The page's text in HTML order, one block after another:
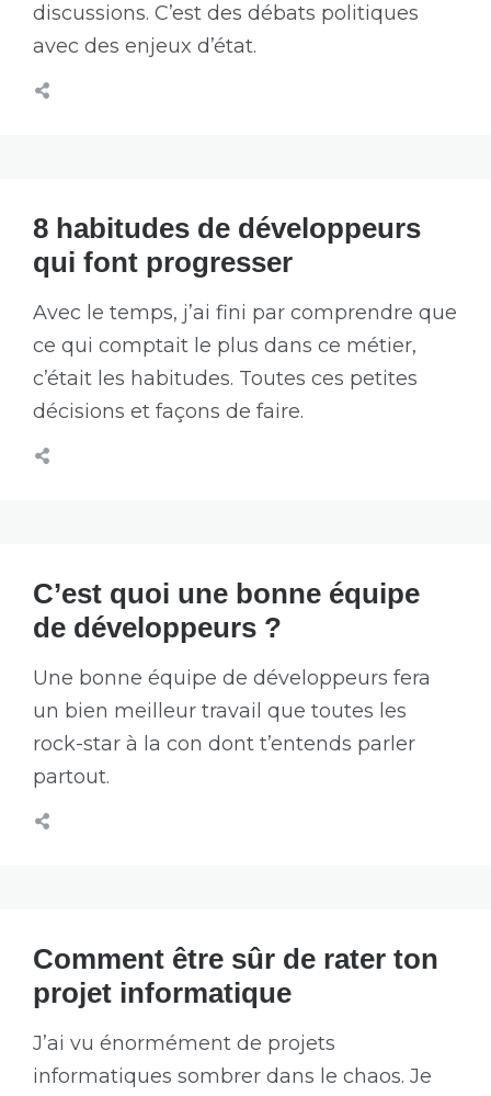
discussions. C’est des débats politiques
avec des enjeux d’état.
8 habitudes de développeurs
qui font progresser
Avec le temps, j’ai fini par comprendre que
ce qui comptait le plus dans ce métier,
c’était les habitudes. Toutes ces petites
décisions et façons de faire.
C’est quoi une bonne équipe
de développeurs ?
Une bonne équipe de développeurs fera
un bien meilleur travail que toutes les
rock-star à la con dont t’entends parler
partout.
Comment être sûr de rater ton
projet informatique
J’ai vu énormément de projets
informatiques sombrer dans le chaos. Je